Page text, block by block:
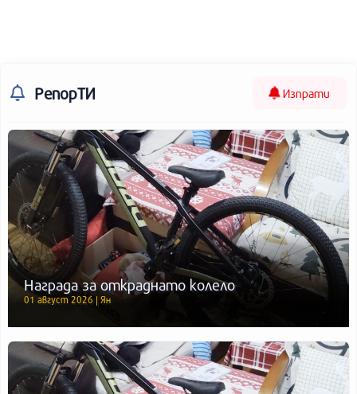
РепорТИ Изпрати
Награда за откраднато колело
01 август 2026 | Ян